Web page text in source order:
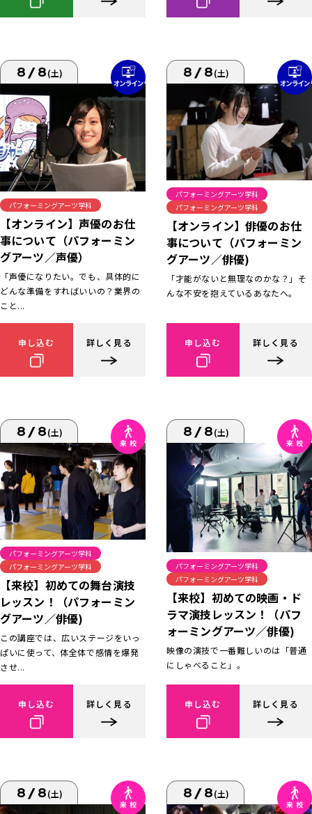
8/8(土)
パフォーミングアーツ学科
【オンライン】声優のお仕
事について（パフォーミン
グアーツ／声優）
「声優になりたい。でも、具体的に
どんな準備をすればいいの？業界の
こと...
申し込む 詳しく見る
8/8(土)
パフォーミングアーツ学科
パフォーミングアーツ学科
【オンライン】俳優のお仕
事について（パフォーミン
グアーツ／俳優)
「才能がないと無理なのかな？」そ
んな不安を抱えているあなたへ。
申し込む 詳しく見る
8/8(土)
パフォーミングアーツ学科
パフォーミングアーツ学科
【来校】初めての舞台演技
レッスン！（パフォーミン
グアーツ／俳優)
この講座では、広いステージをいっ
ぱいに使って、体全体で感情を爆発
させ...
申し込む 詳しく見る
8/8(土)
パフォーミングアーツ学科
パフォーミングアーツ学科
【来校】初めての映画・ド
ラマ演技レッスン！（パフ
ォーミングアーツ／俳優)
映像の演技で一番難しいのは「普通
にしゃべること」。
申し込む 詳しく見る
8/8(土) 8/8(土)